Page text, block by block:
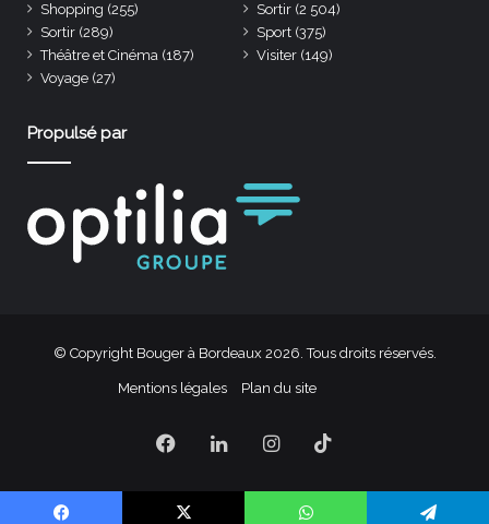
Shopping (255) Sortir (2 504)
Sortir (289) Sport (375)
Théâtre et Cinéma (187) Visiter (149)
Voyage (27)
Propulsé par
© Copyright Bouger à Bordeaux 2026. Tous droits réservés.
Mentions légales Plan du site
Facebook
LinkedinInstagram